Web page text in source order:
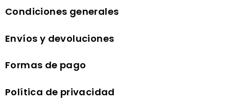
Condiciones generales
Envíos y devoluciones
Formas de pago
Política de privacidad